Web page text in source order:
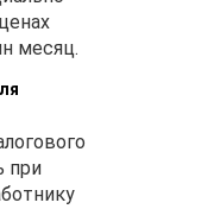
месяц.
при